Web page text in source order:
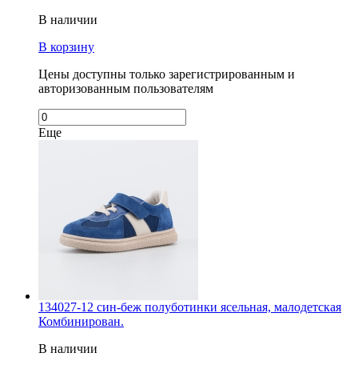
В наличии
В корзину
Цены доступны только зарегистрированным и
авторизованным пользователям
Еще
134027-12 син-беж полуботинки ясельная, малодетская
Комбинирован.
В наличии